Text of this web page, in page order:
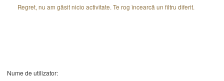
Regret, nu am găsit nicio activitate. Te rog încearcă un filtru diferit.
Nume de utilizator: